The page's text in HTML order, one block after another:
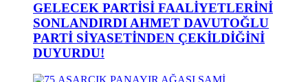
GELECEK PARTİSİ FAALİYETLERİNİ
SONLANDIRDI AHMET DAVUTOĞLU
PARTİ SİYASETİNDEN ÇEKİLDİĞİNİ
DUYURDU!